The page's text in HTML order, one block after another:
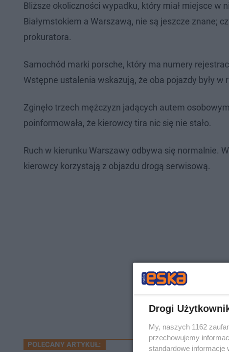
Bliższe okoliczności wypadku, który miał miejsce
Białymstokiem a Warszawą, nie są jeszcze znane;
prokuratora.
Samochód marki porsche, który ma numery
Wstępne ustalenia wskazują, że oba pojazdy były w
Zginęło trzech mężczyzn jadących autem
poinformowała, że kierowcy tira nic się nie stało.
Ruch w kierunku Warszawy odbywa się normalnie.
kierowcy korzystają z objazdu drogą serwisową.
POLECANY ARTYKUŁ:
Drogi
My, naszych 1162
przechowujemy
standardowe informacje